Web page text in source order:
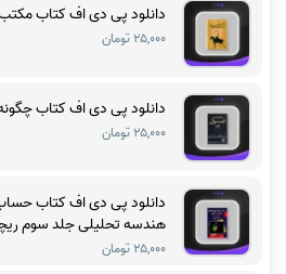
دانلود پی دی اف کتاب
۲۵,۰۰۰ تومان
دانلود پی دی اف کتاب
۲۵,۰۰۰ تومان
دانلود پی دی اف کتاب حساب
هندسه تحلیلی جلد سوم
۲۵,۰۰۰ تومان